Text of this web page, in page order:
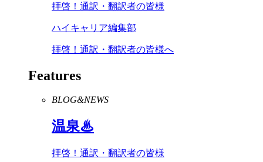
拝啓！通訳・翻訳者の皆様
ハイキャリア編集部
拝啓！通訳・翻訳者の皆様へ
Features
BLOG&NEWS
温泉♨
拝啓！通訳・翻訳者の皆様